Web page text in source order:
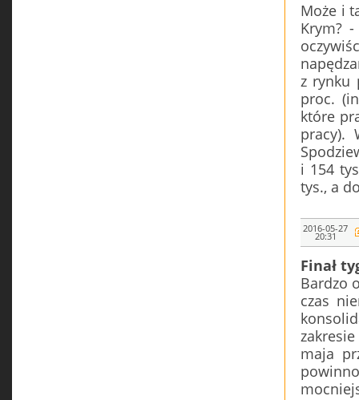
Może i
Krym?
z rynku
proc.
które
pracy).
i 154
tys., a
2016-05-27
20:31
Finał
Bardzo
czas
maja